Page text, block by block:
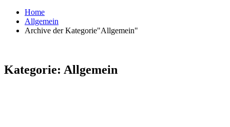
Home
Allgemein
Archive der Kategorie"Allgemein"
Kategorie: Allgemein